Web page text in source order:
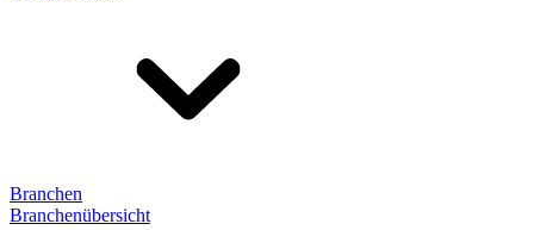
Branchen
Branchenübersicht